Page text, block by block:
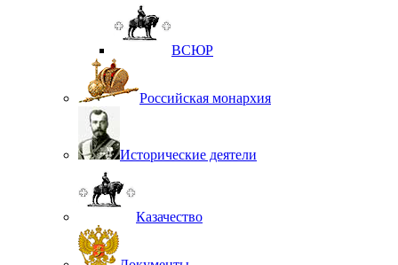
ВСЮР
Российская монархия
Исторические деятели
Казачество